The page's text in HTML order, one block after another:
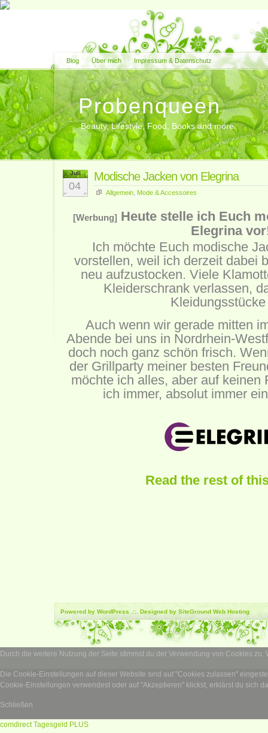
Blog Über mich Impressum & Datenschutz
Probenqueen
Beauty, Lifestyle, Food, Books and more
Juli
04
Modische Jacken von Elegrina
Allgemein Mode & Accessoires
[Werbung] Heute stelle ich Euch
Elegrina
Ich möchte Euch modische
vorstellen, weil ich derzeit dabei
neu aufzustocken. Viele
Kleiderschrank verlassen,
Kleidungsstücke
Auch wenn wir gerade mitten
Abende bei uns in Nordrhein-
doch noch ganz schön frisch.
der Grillparty meiner besten
möchte ich alles, aber auf keinen
ich immer, absolut immer
Read the rest of
Powered byWordPress.::. Designed by SiteGroundWeb Hosting
Durch die weitere Nutzung der Seite stimmst du der Verwendung von Cookies zu.
Die Cookie-Einstellungen auf dieser Website sind auf "Cookies zulassen"
Cookie-Einstellungen verwendest oder auf "Akzeptieren" klickst, erklärst du sich
Schließen
comdirect Tagesgeld PLUS